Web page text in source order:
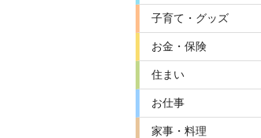
子育て・グッズ
お金・保険
住まい
お仕事
家事・料理